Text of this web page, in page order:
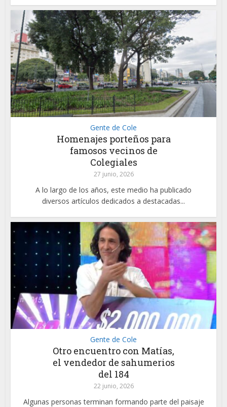
Gente de Cole
Homenajes porteños para
famosos vecinos de
Colegiales
27 junio, 2026
A lo largo de los años, este medio ha publicado
diversos artículos dedicados a destacadas...
Gente de Cole
Otro encuentro con Matías,
el vendedor de sahumerios
del 184
22 junio, 2026
Algunas personas terminan formando parte del paisaje